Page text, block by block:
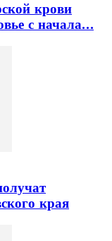
крови
с начала…
края